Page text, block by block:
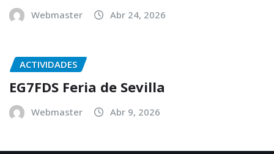
Webmaster Abr 24, 2026
ACTIVIDADES
EG7FDS Feria de Sevilla
Webmaster Abr 9, 2026